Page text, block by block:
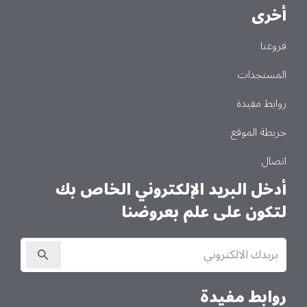
أخرى
فروعنا
المستجدات
روابط مفيدة
خريطة الموقع
اتصال
أدخل البريد الإلكتروني الخاص بك
لتكون على علم بعروضنا
الاشتراك
في
النشرة
روابط مفيدة